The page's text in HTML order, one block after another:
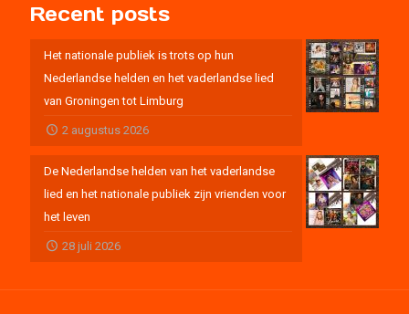
Recent posts
Het nationale publiek is trots op hun
Nederlandse helden en het vaderlandse lied
van Groningen tot Limburg
2 augustus 2026
De Nederlandse helden van het vaderlandse
lied en het nationale publiek zijn vrienden voor
het leven
28 juli 2026